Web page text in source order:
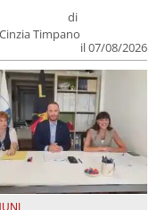
di
Cinzia Timpano
il 07/08/2026